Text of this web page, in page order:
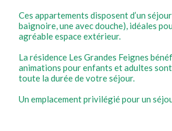
Ces appartements disposent d’un
baignoire, une avec douche), idéales
agréable espace extérieur.
La résidence Les Grandes Feignes
animations pour enfants et adultes
toute la durée de votre séjour.
Un emplacement privilégié pour un